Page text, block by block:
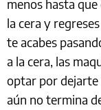
menos hasta
la cera y
te acabes
a la cera, las
optar por dejarte
aún no termina